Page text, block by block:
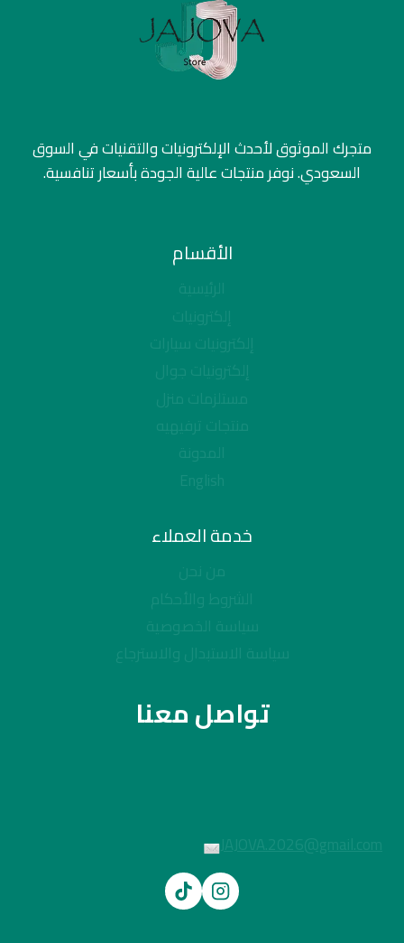
متجرك الموثوق لأحدث الإلكترونيات والتقنيات في السوق
السعودي. نوفر منتجات عالية الجودة بأسعار تنافسية.
الأقسام
الرئيسية
إلكترونيات
إلكترونيات سيارات
إلكترونيات جوال
مستلزمات منزل
منتجات ترفيهيه
المدونة
English
خدمة العملاء
من نحن
الشروط والأحكام
سياسة الخصوصية
سياسة الاستبدال والاسترجاع
تواصل معنا
JAJOVA.2026@gmail.com